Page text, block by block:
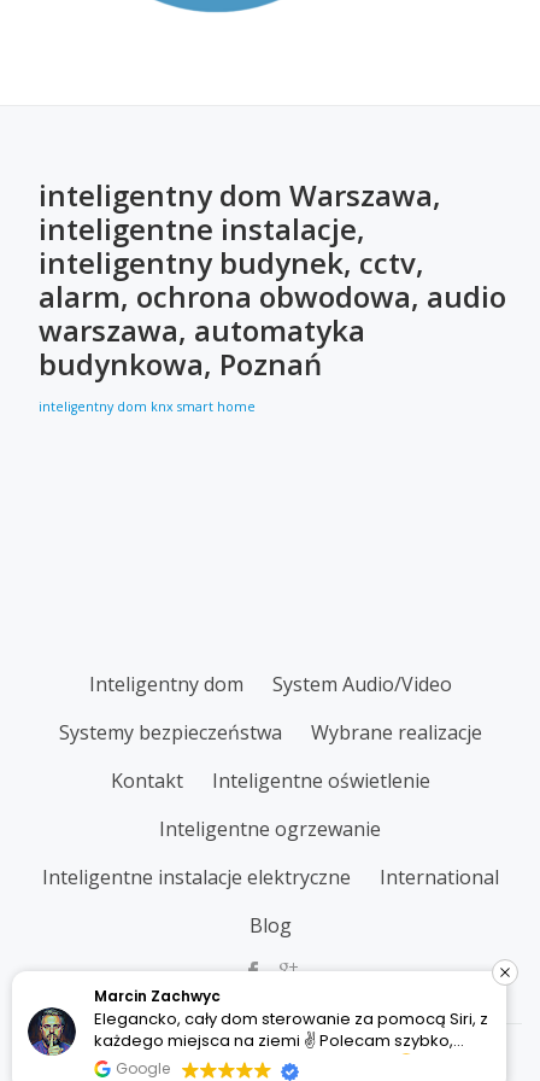
inteligentny dom Warszawa,
inteligentne instalacje,
inteligentny budynek, cctv,
alarm, ochrona obwodowa, audio
warszawa, automatyka
budynkowa, Poznań
inteligentny dom knx smart home
SECONDARYInteligentny dom
System Audio/Video
Systemy bezpieczeństwa
Wybrane realizacje
Kontakt
Inteligentne oświetlenie
Inteligentne ogrzewanie
Inteligentne instalacje elektryczne
International
Blog
Parallax One powered byWordPress
Marcin Zachwyc
Elegancko, cały dom sterowanie za pomocą Siri, z
każdego miejsca na ziemi ✌Polecam szybko,
sprawnie i w rozsądnych pieniądzach.
Google